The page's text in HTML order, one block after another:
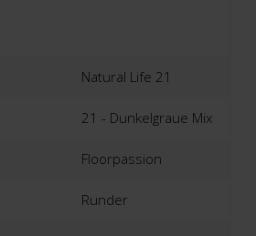
Natural Life 21
21 - Dunkelgraue Mix
Floorpassion
Runder